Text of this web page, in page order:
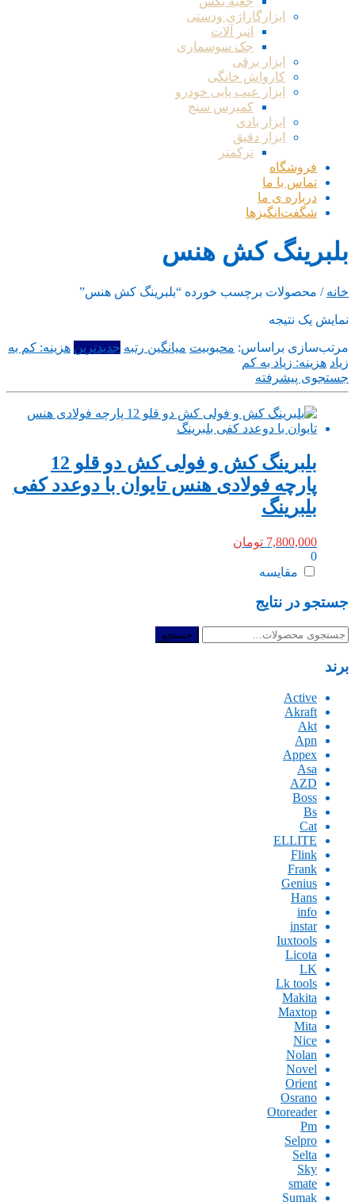
ابزارگاراژی ودستی
انبر آلات
جک سوسماری
ابزار برقی
کارواش خانگی
ابزار عیب یابی خودرو
کمپرس سنج
ابزار بادی
ابزار دقیق
ترکمتر
فروشگاه
تماس با ما
درباره ی ما
شگفت‌انگیزها
بلبرینگ کش هنس
خانه / محصولات برچسب خورده “بلبرینگ کش هنس”
نمایش یک نتیجه
مرتب‌سازی براساس: محبوبیت میانگین رتبه جدیدترین هزینه: کم به
زیاد هزینه: زیاد به کم
جستجوی پیشرفته
بلبرینگ کش و فولی کش دو قلو 12
پارچه فولادی هنس تایوان با دوعدد کفی
بلبرینگ
7,800,000 تومان
0
مقایسه
جستجو در نتایج
جستجو
جستجو
برند
Active
Akraft
Akt
Apn
Appex
Asa
AZD
Boss
Bs
Cat
ELLITE
Flink
Frank
Genius
Hans
info
instar
Iuxtools
Licota
LK
Lk tools
Makita
Maxtop
Mita
Nice
Nolan
Novel
Orient
Osrano
Otoreader
Pm
Selpro
Selta
Sky
smate
Sumak